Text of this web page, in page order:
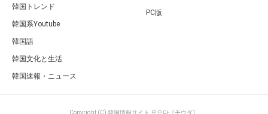
韓国トレンド
韓国系Youtube
韓国語
韓国文化と生活
韓国速報・ニュース
PC版
Copyright (C) 韓国情報サイト 모으다［モウダ］